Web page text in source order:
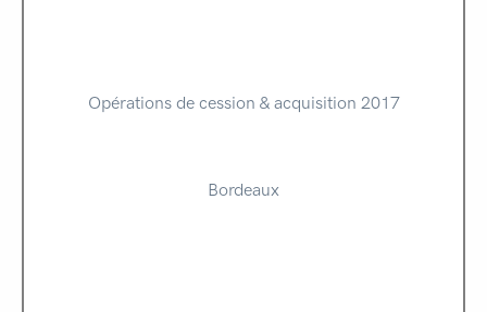
Opérations de cession & acquisition 2017
Bordeaux